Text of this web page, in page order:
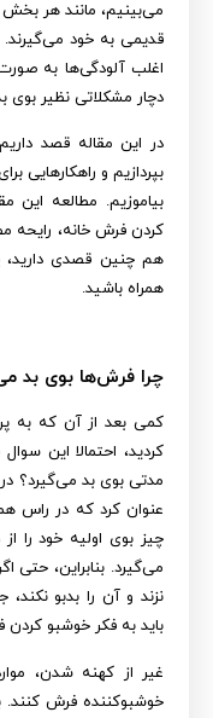
می‌بینیم، مانند هر بخش
قدیمی به خود
اغلب آلودگی‌ها به
دچار مشکلاتی نظیر بوی
در این مقاله قصد
بپردازیم و راهکارهایی
بیاموزیم. مطالعه
کردن فرش خانه، رایحه
هم چنین قصدی دارید،
همراه باشید.
چرا فرش‌ها بوی بد
کمی بعد از آن که به
کردید، احتمالا این
مدتی بوی بد می‌گیرد؟
عنوان کرد که در راس
چیز بوی اولیه خود
می‌گیرد. بنابراین،
نزند و آن را بدبو نکند،
باید به فکر خوشبو
غیر از کهنه شدن،
خوشبوکننده فرش کنند.